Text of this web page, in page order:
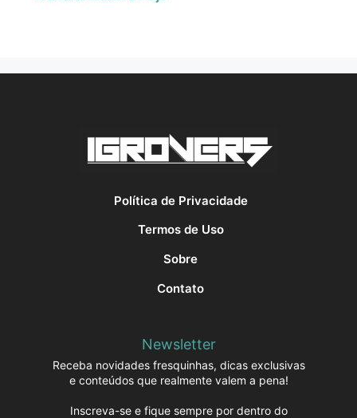
Política de Privacidade
Termos de Uso
Sobre
Contato
Newsletter
Receba novidades fresquinhas, dicas exclusivas
e conteúdos que realmente valem a pena!
Inscreva-se e fique sempre por dentro do